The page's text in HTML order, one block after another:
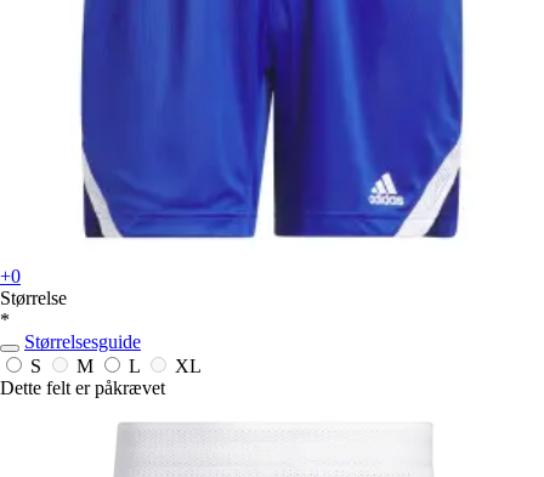
+0
Størrelse
*
Størrelsesguide
S
M L
XL
Dette felt er påkrævet